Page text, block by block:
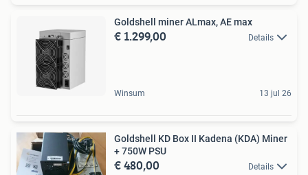
Goldshell miner ALmax, AE max
€ 1.299,00 Details
Winsum 13 jul 26
Goldshell KD Box II Kadena (KDA) Miner
+ 750W PSU
€ 480,00 Details